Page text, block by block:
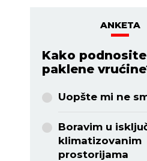
ANKETA
Kako podnosite
paklene
Uopšte mi ne
Boravim u
klimatizovanim
prostorijama